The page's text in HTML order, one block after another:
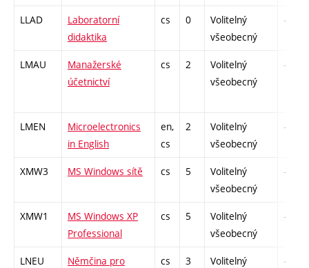
LLAD
Laboratorní
didaktika
cs 0
Volitelný
všeobecný
-
LMAU
Manažerské
účetnictví
cs 2
Volitelný
všeobecný
-
LMEN
Microelectronics
in English
en,
cs
2
Volitelný
všeobecný
-
XMW3 MS Windows sítě cs 5
Volitelný
všeobecný
-
XMW1
MS Windows XP
Professional
cs 5
Volitelný
všeobecný
-
LNEU
Němčina pro
cs 3
Volitelný
-